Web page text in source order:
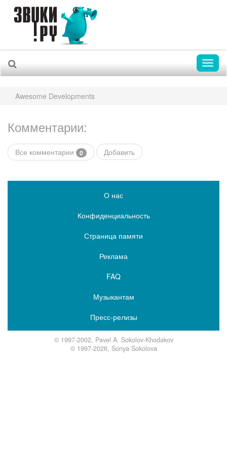
Awesome Developments
Комментарии:
Все комментарии 0 Добавить
О нас
Конфиденциальность
Страница памяти
Реклама
FAQ
Музыкантам
Пресс-релизы
© 1997-2002, Pavel A. Sokolov-Khodakov
© 1997-2026, Sonya Sokolova